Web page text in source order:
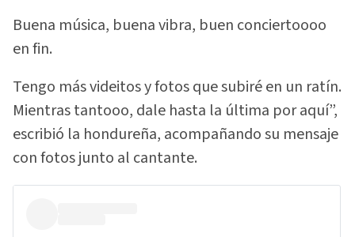
Buena música, buena vibra, buen conciertoooo
en fin.
Tengo más videitos y fotos que subiré en un ratín.
Mientras tantooo, dale hasta la última por aquí”,
escribió la hondureña, acompañando su mensaje
con fotos junto al cantante.